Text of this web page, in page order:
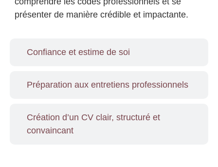
Confiance et estime de soi
Préparation aux entretiens professionnels
Création d’un CV clair, structuré et
convaincant
présenter de manière crédible et impactante.